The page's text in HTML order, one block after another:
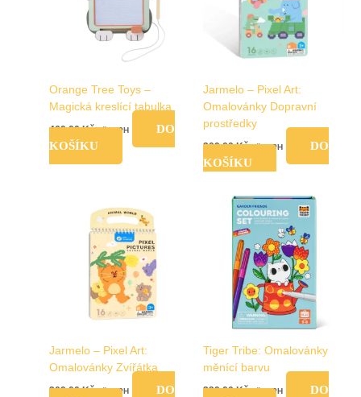
Orange Tree Toys –
Magická kreslící tabulka
469,00Kč vč. DPH
DO
KOŠÍKU
Jarmelo – Pixel Art:
Omalovánky Dopravní
prostředky
209,00Kč vč. DPH
DO
KOŠÍKU
Jarmelo – Pixel Art:
Omalovánky Zvířátka
209,00Kč vč. DPH
DO
Tiger Tribe: Omalovánky
měnící barvu
339,00Kč vč. DPH
DO